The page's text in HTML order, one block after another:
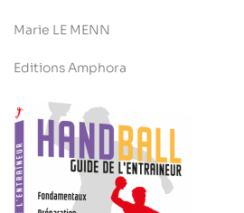
Marie LE MENN
Editions Amphora